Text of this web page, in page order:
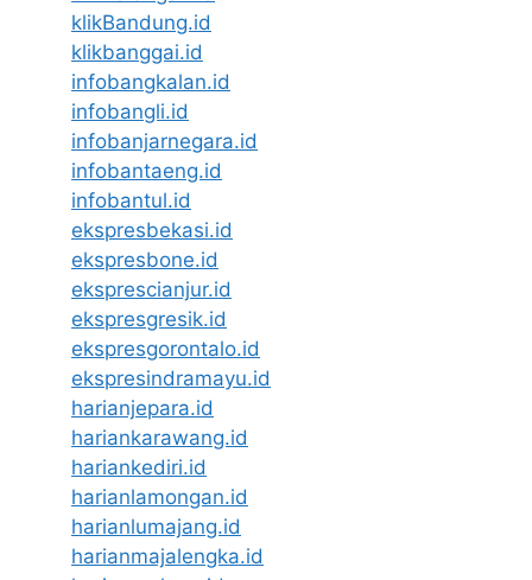
klikBandung.id
klikbanggai.id
infobangkalan.id
infobangli.id
infobanjarnegara.id
infobantaeng.id
infobantul.id
ekspresbekasi.id
ekspresbone.id
eksprescianjur.id
ekspresgresik.id
ekspresgorontalo.id
ekspresindramayu.id
harianjepara.id
hariankarawang.id
hariankediri.id
harianlamongan.id
harianlumajang.id
harianmajalengka.id